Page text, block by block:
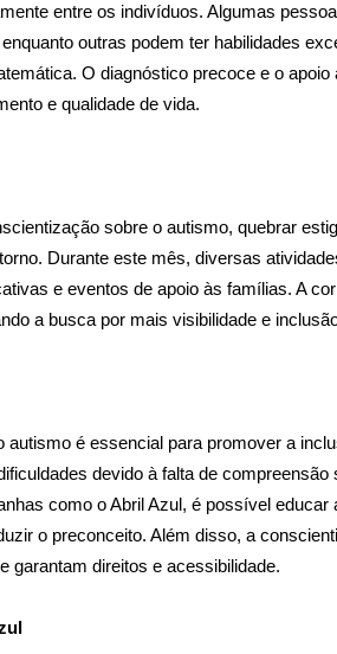
entre os indivíduos. Algumas
outras podem ter habilidades
O diagnóstico precoce e o apoio
e qualidade de vida.
sobre o autismo, quebrar
Durante este mês, diversas
e eventos de apoio às famílias. A
a busca por mais visibilidade e
autismo é essencial para promover a
devido à falta de
como o Abril Azul, é possível educar
o preconceito. Além disso, a
garantam direitos e acessibilidade.